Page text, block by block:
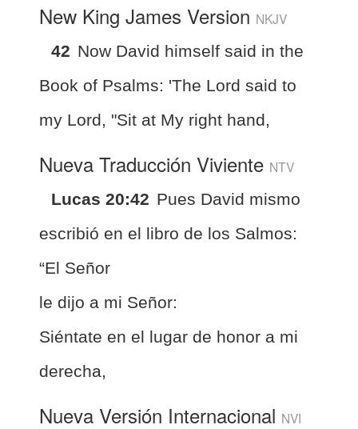
New King James Version NKJV
42 Now David himself said in the
Book of Psalms: 'The Lord said to
my Lord, "Sit at My right hand,
Nueva Traducción Viviente NTV
Lucas 20:42 Pues David mismo
escribió en el libro de los Salmos:
“El Señor
le dijo a mi Señor:
Siéntate en el lugar de honor a mi
derecha,
Nueva Versión Internacional NVI